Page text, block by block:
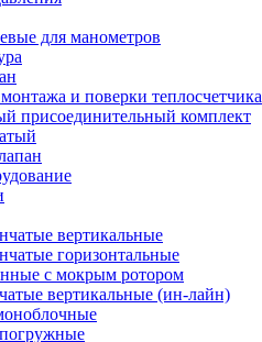
для манометров
и поверки теплосчетчика
присоединительный комплект
вертикальные
горизонтальные
с мокрым ротором
вертикальные (ин-лайн)